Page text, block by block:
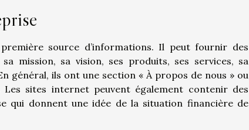
source d’informations. Il peut fournir des
mission, sa vision, ses produits, ses services, sa
général, ils ont une section « À propos de nous » ou
sites internet peuvent également contenir des
qui donnent une idée de la situation financière de